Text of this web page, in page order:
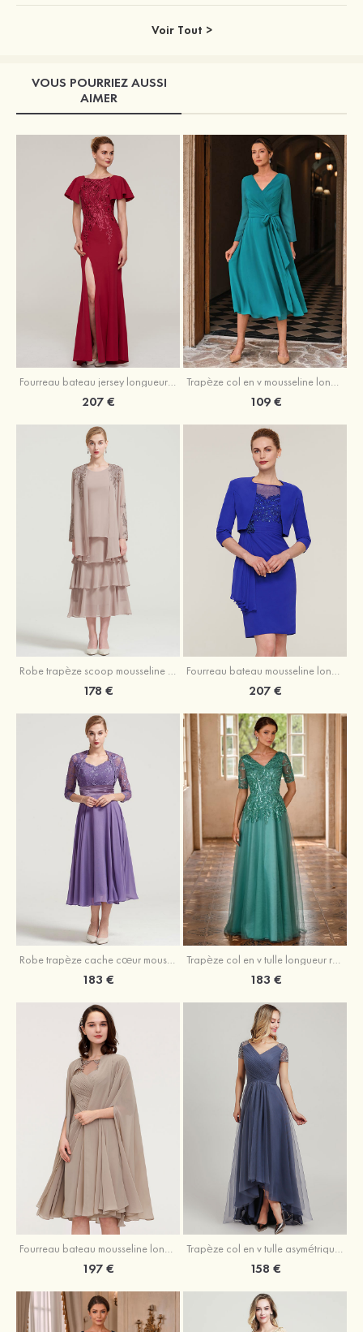
Voir Tout >
VOUS POURRIEZ AUSSI
AIMER
207 € 109 €
Robe trapèze scoop mousseline longueur mollet robe de mère de la mariée avec appliqué volants veste
178 €
Fourreau bateau mousseline longueur genou robe de mère de la mariée avec appliqué perle plissé veste
207 €
Robe trapèze cache cœur mousseline longueur mollet robe de mère de la mariée avec plissé veste
183 €
Trapèze col en v tulle longueur ras du sol robe de mère de la mariée avec perles paillettes
183 €
Fourreau bateau mousseline longueur genou robe de mère de la mariée avec appliqué plissé veste
197 €
Trapèze col en v tulle asymétrique robe de mère de la mariée
158 €